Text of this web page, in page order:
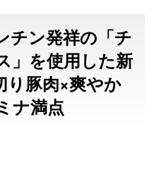
チン発祥の「チ
」を使用した新
豚肉×爽やか
ナ満点